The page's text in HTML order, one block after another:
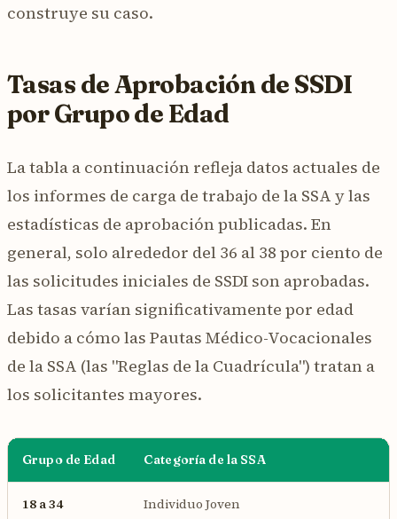
construye su caso.
Tasas de Aprobación de SSDI
por Grupo de Edad
La tabla a continuación refleja datos actuales de
los informes de carga de trabajo de la SSA y las
estadísticas de aprobación publicadas. En
general, solo alrededor del 36 al 38 por ciento de
las solicitudes iniciales de SSDI son aprobadas.
Las tasas varían significativamente por edad
debido a cómo las Pautas Médico-Vocacionales
de la SSA (las "Reglas de la Cuadrícula") tratan a
los solicitantes mayores.
Grupo de Edad Categoría de la SSA
18 a 34 Individuo Joven